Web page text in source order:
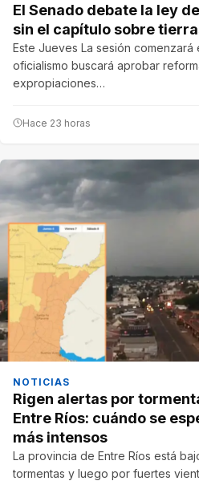
El Senado debate la ley
sin el capítulo sobre
Este Jueves La sesión comenzará
oficialismo buscará aprobar
expropiaciones…
Hace 23 horas
NOTICIAS
Rigen alertas por
Entre Ríos: cuándo se
más intensos
La provincia de Entre Ríos está
tormentas y luego por fuertes